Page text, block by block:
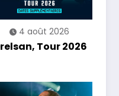
4 août 2026
Tour 2026